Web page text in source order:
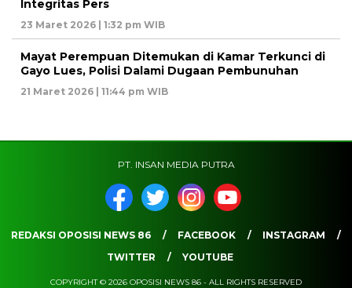
Integritas Pers
23 Maret 2026 | 1:32 pm WIB
Mayat Perempuan Ditemukan di Kamar Terkunci di
Gayo Lues, Polisi Dalami Dugaan Pembunuhan
21 Maret 2026 | 11:44 pm WIB
PT. INSAN MEDIA PUTRA
REDAKSI OPOSISI NEWS 86 FACEBOOK
INSTAGRAM
TWITTER
YOUTUBE
COPYRIGHT © 2026 OPOSISI NEWS 86 - ALL RIGHTS RESERVED